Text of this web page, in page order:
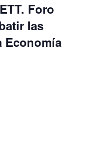
Foro
las
Economía